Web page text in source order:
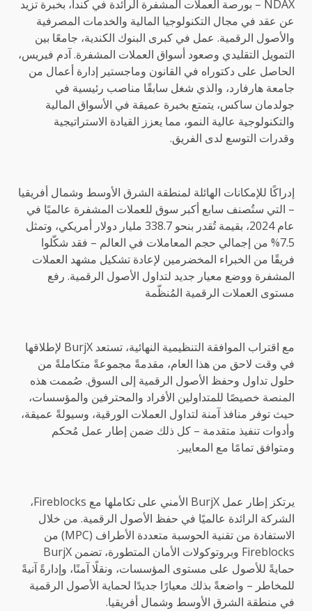
NDAX – بورصة العملات المشفرة الرائدة في كندا، بخبرة تزيد
عن عقد في مجال التكنولوجيا المالية والخدمات المصرفية
والأصول الرقمية. عمل في كبرى البنوك الكندية، جامعًا بين
التمويل التقليدي وصعود أسواق العملات المشفرة. آدم فيريس،
الحاصل على دكتوراه في القانون وماجستير إدارة أعمال من
جامعة هارفارد، والذي شغل سابقًا مناصب رئيسية في
جولدمان ساكس، يتمتع بخبرة عميقة في الأسواق المالية
والتكنولوجية عالية النمو، مما يعزز القيادة الاستراتيجية
وقدرات التوسع لدى الفريق.
إدراكًا للإمكانات الهائلة لمنطقة الشرق الأوسط وشمال أفريقيا
– التي ستُصنف سابع أكبر سوق للعملات المشفرة عالميًا في
عام 2024، بقيمة تُقدر بنحو 338.7 مليار دولار أمريكي، وتمثل
7.5% من إجمالي حجم المعاملات في العالم – فقد شكّلوا
فريقًا من الخبراء المخضرمين لإعادة تشكيل مشهد العملات
المشفرة ووضع معيار جديد لتداول الأصول الرقمية. رفع
مستوى العملات الرقمية المُنظّمة
مع اقتراب الموافقة التنظيمية النهائية، تستعد BurjX لإطلاقها
في وقت لاحق من هذا العام، مقدمةً مجموعةً متكاملةً من
حلول تداول وحفظ الأصول الرقمية إلى السوق. صُممت هذه
المنصة خصيصًا للمتداولين الأفراد والمحترفين والمؤسسات،
حيث توفر منافذ آمنة لتداول العملات الورقية، وسيولةً عميقة،
وأدوات تنفيذ متقدمة – كل ذلك ضمن إطار عمل مُحكم
ومتوافق تمامًا مع المعايير.
يرتكز إطار عمل BurjX الأمني ​​على تكاملها مع Fireblocks،
الشركة الرائدة عالميًا في حفظ الأصول الرقمية. من خلال
الاستفادة من تقنية الحوسبة متعددة الأطراف (MPC) من
Fireblocks وبروتوكولات الأمان المتطورة، تضمن BurjX
حمايةً للأصول على مستوى المؤسسات، ونقلًا آمنًا، وإدارةً آنيةً
للمخاطر – واضعةً بذلك معيارًا جديدًا لحماية الأصول الرقمية
في منطقة الشرق الأوسط وشمال أفريقيا.